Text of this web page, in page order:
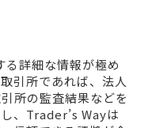
詳細な情報が極め
引所であれば、法人
所の監査結果などを
、Trader’s Wayは